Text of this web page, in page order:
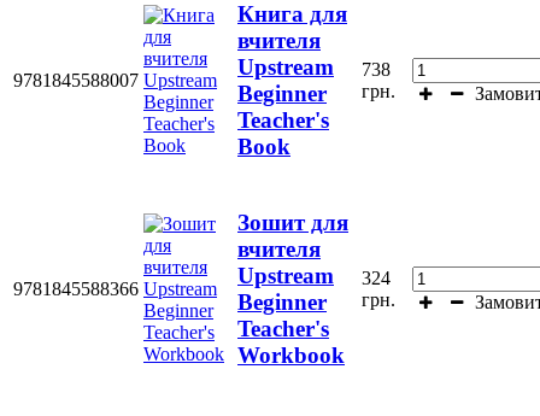
9781845588007
Книга для
вчителя
Upstream
Beginner
Teacher's
Book
738
грн.
9781845588366
Зошит для
вчителя
Upstream
Beginner
Teacher's
Workbook
324
грн.